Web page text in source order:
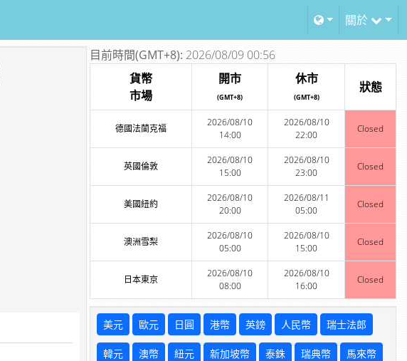
關於
目前時間(GMT+8): 2026/08/09 00:56
貨幣
市場
開市
(GMT+8)
休市
(GMT+8)
狀態
德國法蘭克福
2026/08/10
14:00
2026/08/10
22:00
Closed
英國倫敦
2026/08/10
15:00
2026/08/10
23:00
Closed
美國紐約
2026/08/10
20:00
2026/08/11
05:00
Closed
澳洲雪梨
2026/08/10
05:00
2026/08/10
15:00
Closed
日本東京
2026/08/10
08:00
2026/08/10
16:00
Closed
美元 歐元 日圓 港幣 英鎊 人民幣 瑞士法郎
韓元 澳幣 紐元 新加坡幣 泰銖 瑞典幣 馬來幣